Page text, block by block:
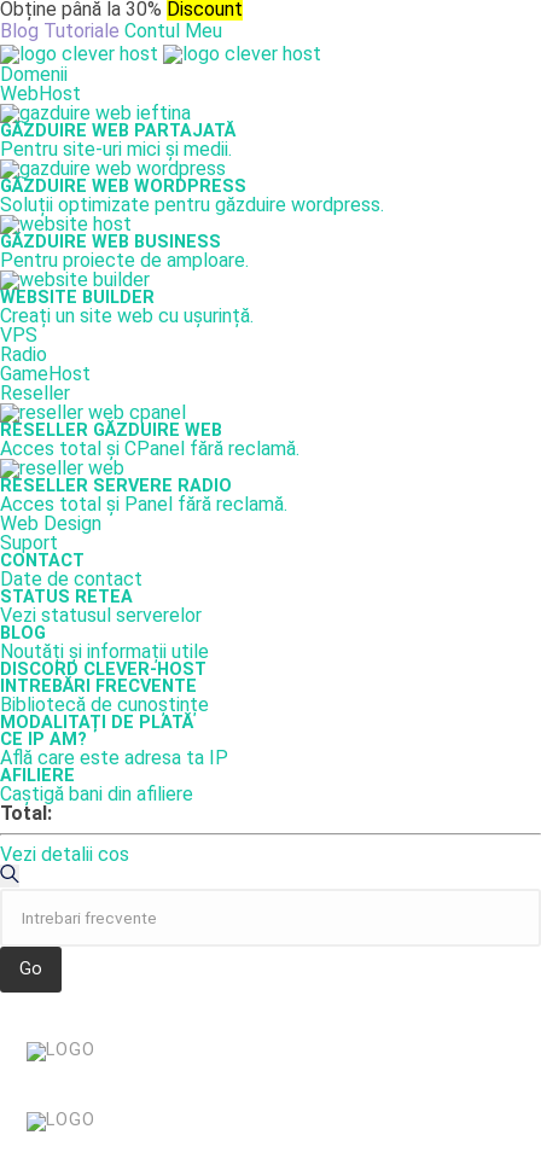
Obține până la 30% Discount
Blog Tutoriale Contul Meu
Domenii
WebHost
GĂZDUIRE WEB PARTAJATĂ
Pentru site-uri mici și medii.
GĂZDUIRE WEB WORDPRESS
Soluții optimizate pentru găzduire wordpress.
GĂZDUIRE WEB BUSINESS
Pentru proiecte de amploare.
WEBSITE BUILDER
Creați un site web cu ușurință.
VPS
Radio
GameHost
Reseller
RESELLER GĂZDUIRE WEB
Acces total și CPanel fără reclamă.
RESELLER SERVERE RADIO
Acces total și Panel fără reclamă.
Web Design
Suport
CONTACT
Date de contact
STATUS RETEA
Vezi statusul serverelor
BLOG
Noutăți și informații utile
DISCORD CLEVER-HOST
INTREBĂRI FRECVENTE
Bibliotecă de cunoștințe
MODALITAȚI DE PLATĂ
CE IP AM?
Află care este adresa ta IP
AFILIERE
Caștigă bani din afiliere
Total:
Vezi detalii cos